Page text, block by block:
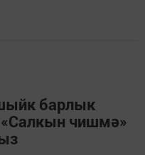
барлык
чишмә»